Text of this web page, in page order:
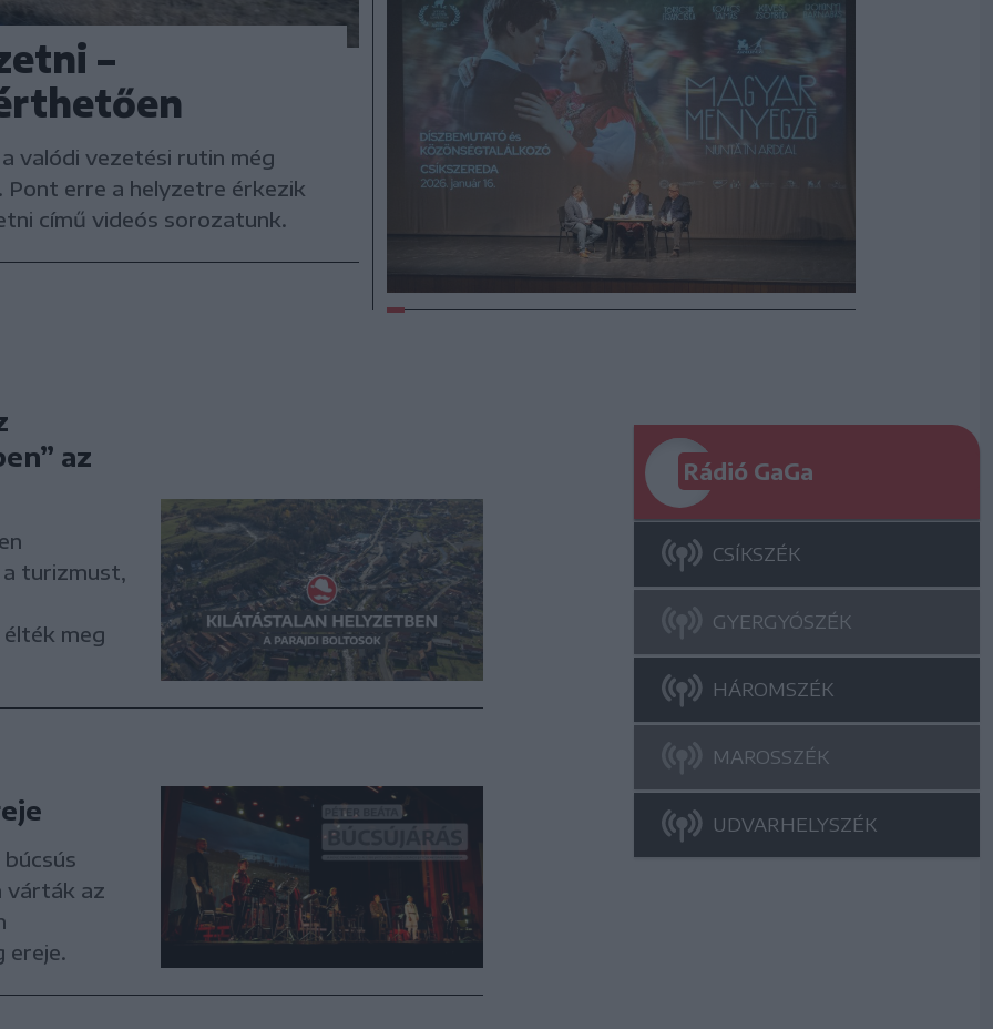
–
valódi vezetési rutin még
Pont erre a helyzetre érkezik
című videós sorozatunk.
az
turizmust,
meg
várták az
ereje.
Rádió GaGa
CSÍKSZÉK
GYERGYÓSZÉK
HÁROMSZÉK
MAROSSZÉK
UDVARHELYSZÉK